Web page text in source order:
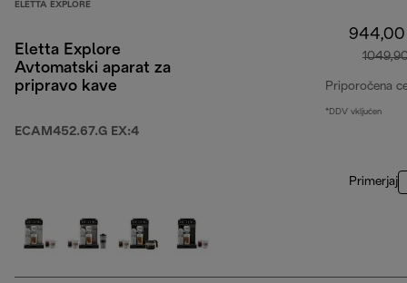
ELETTA EXPLORE
Eletta Explore
Avtomatski aparat za
pripravo kave
ECAM452.67.G EX:4
Priporočena
*DDV vključen
Primerjaj